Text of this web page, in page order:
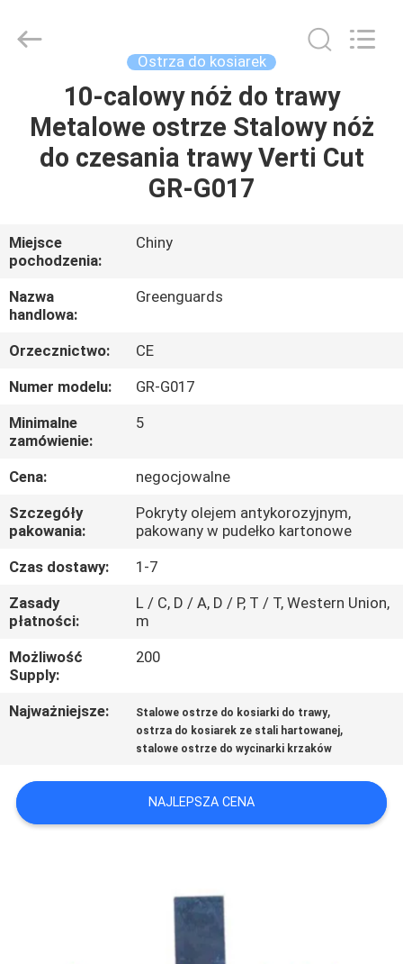
PRODUKTY
NAS
WYCIECZKA
PO
FABRYCE
KONTROLA
JAKOŚCI
SKONTAKTUJ
SIĘ
Z
NAMI
AKTUALNOŚCI
POPROSIĆ
WYCENĘ
SITEMAP
Trading
Ostrza do kosiarek
10-calowy nóż do trawy
Metalowe ostrze Stalowy nóż
do czesania trawy Verti Cut
GR-G017
Miejsce
pochodzenia:
Chiny
Nazwa
handlowa:
Greenguards
Orzecznictwo:
CE
Numer modelu:
GR-G017
Minimalne
zamówienie:
5
Cena:
negocjowalne
Szczegóły
pakowania:
Pokryty olejem antykorozyjnym,
pakowany w pudełko kartonowe
Czas dostawy:
1-7
Zasady
płatności:
L / C, D / A, D / P, T / T, Western Union,
m
Możliwość
Supply:
200
Najważniejsze: Stalowe ostrze do kosiarki do trawy,
ostrza do kosiarek ze stali hartowanej,
stalowe ostrze do wycinarki krzaków
NAJLEPSZA CENA